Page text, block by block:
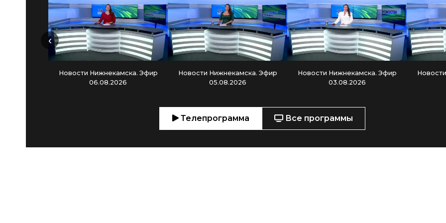
Новости Нижнекамска. Эфир
06.08.2026
Новости Нижнекамска. Эфир
05.08.2026
Новости Нижнекамска. Эфир
03.08.2026
‹
Телепрограмма Все программы